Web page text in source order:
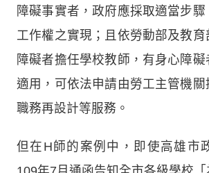
障礙事實者，政府應採取適當步
工作權之實現；且依勞動部及教
障礙者擔任學校教師，有身心障礙
適用，可依法申請由勞工主管機關
職務再設計等服務。
但在H師的案例中，即使高雄市